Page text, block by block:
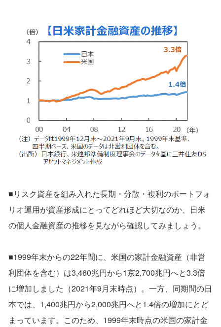
■リスク資産を組み入れた長期・分散・複利のポートフォ
リオ運用が資産形成にとってどれほど大切なのか、日米
の個人金融資産の推移を見ながら確認してみましょう。
■1999年末からの22年間に、米国の家計金融資産（非営
利団体を含む）は3,460兆円から1京2,700兆円へと3.3倍
に増加しました（2021年9月末時点）。一方、同期間の日
本では、1,400兆円から2,000兆円へと1.4倍の増加にとど
まっています。このため、1999年末時点の米国の家計金